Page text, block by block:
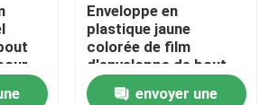
film
Enveloppe en
plastique jaune
colorée de film
d'enveloppe de bout
droit de Mini Handheld
LLDPE avec le
envoyer une